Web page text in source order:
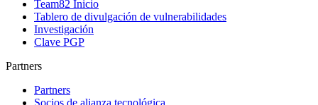
Team82 Inicio
Tablero de divulgación de vulnerabilidades
Investigación
Clave PGP
Partners
Partners